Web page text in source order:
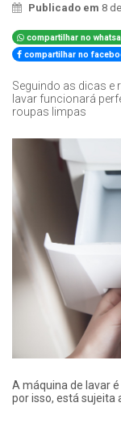
Publicado em 8
compartilhar no
compartilhar no
Seguindo as dicas e
lavar funcionará
roupas limpas
A máquina de lavar
por isso, está sujeita